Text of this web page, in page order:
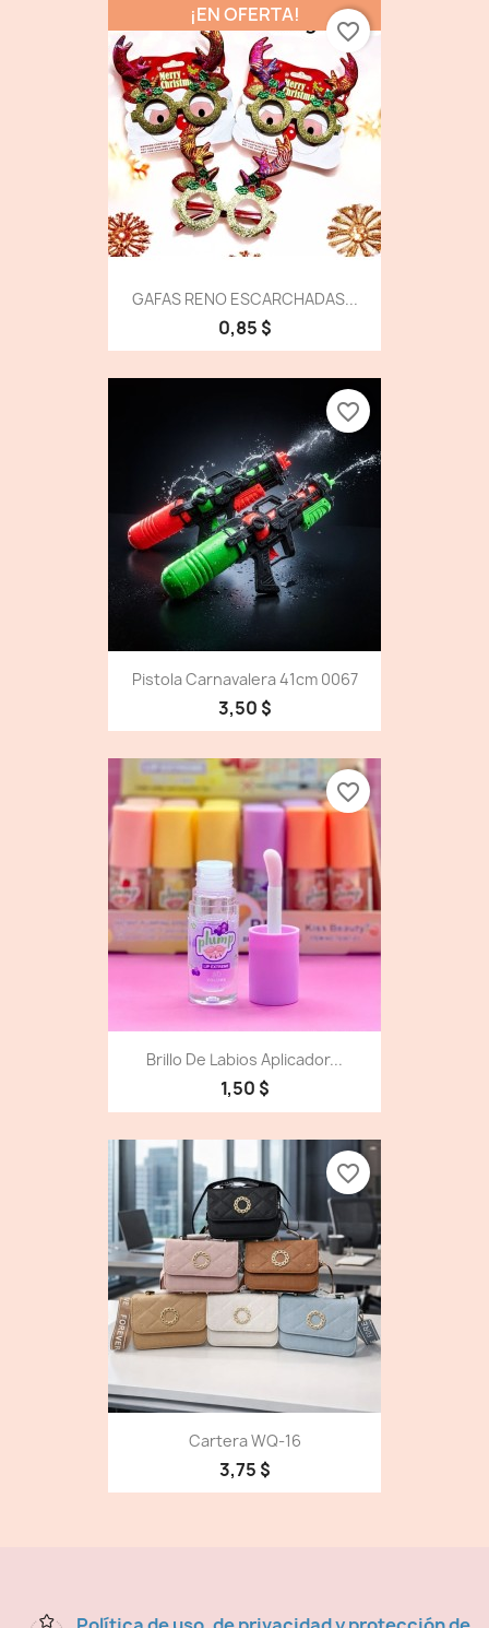
GAFAS RENO ESCARCHADAS...
0,85 $
¡EN OFERTA!
favorite_border
Pistola Carnavalera 41cm 0067
3,50 $
favorite_border
Brillo De Labios Aplicador...
1,50 $
favorite_border
Cartera WQ-16
3,75 $
favorite_border